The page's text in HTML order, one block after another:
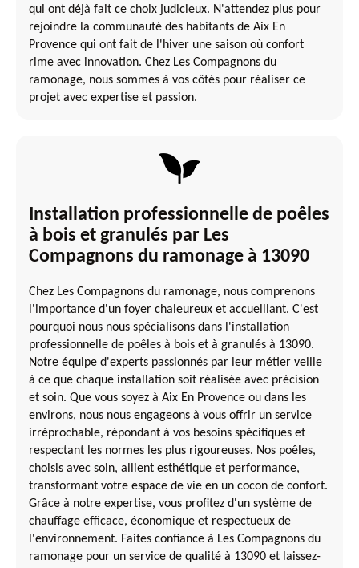
qui ont déjà fait ce choix judicieux. N'attendez plus pour
rejoindre la communauté des habitants de Aix En
Provence qui ont fait de l'hiver une saison où confort
rime avec innovation. Chez Les Compagnons du
ramonage, nous sommes à vos côtés pour réaliser ce
projet avec expertise et passion.
Installation professionnelle de poêles
à bois et granulés par Les
Compagnons du ramonage à 13090
Chez Les Compagnons du ramonage, nous comprenons
l'importance d'un foyer chaleureux et accueillant. C'est
pourquoi nous nous spécialisons dans l'installation
professionnelle de poêles à bois et à granulés à 13090.
Notre équipe d'experts passionnés par leur métier veille
à ce que chaque installation soit réalisée avec précision
et soin. Que vous soyez à Aix En Provence ou dans les
environs, nous nous engageons à vous offrir un service
irréprochable, répondant à vos besoins spécifiques et
respectant les normes les plus rigoureuses. Nos poêles,
choisis avec soin, allient esthétique et performance,
transformant votre espace de vie en un cocon de confort.
Grâce à notre expertise, vous profitez d'un système de
chauffage efficace, économique et respectueux de
l'environnement. Faites confiance à Les Compagnons du
ramonage pour un service de qualité à 13090 et laissez-